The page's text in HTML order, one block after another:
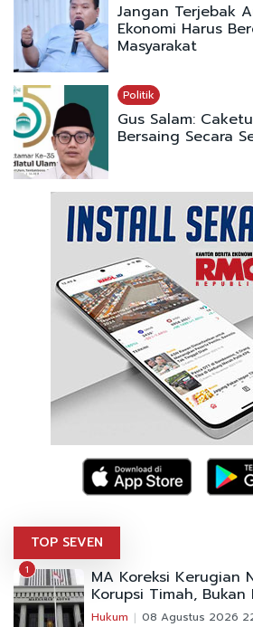
Jangan Terjebak
Ekonomi Harus
Masyarakat
Politik
Gus Salam:
Bersaing Secara
TOP SEVEN
1 MA Koreksi Kerugian
Korupsi Timah,
Hukum 08 Agustus 2026